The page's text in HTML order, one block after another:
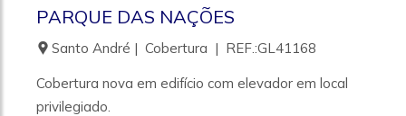
PARQUE DAS NAÇÕES
Santo André | Cobertura | REF.:GL41168
Cobertura nova em edifício com elevador em local
privilegiado.